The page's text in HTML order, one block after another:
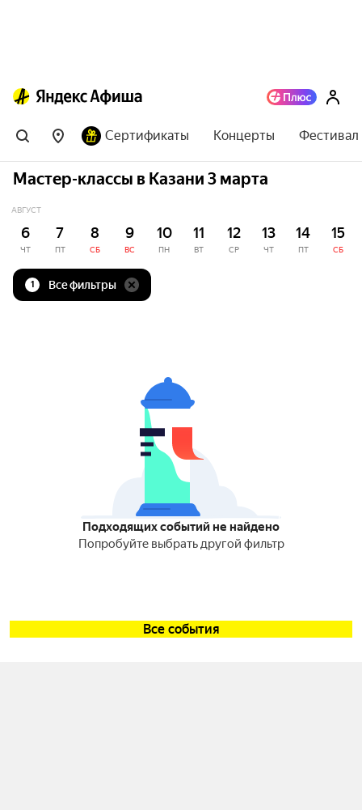
Сертификаты Концерты
Мастер-классы в Казани 3 марта
АВГУСТ
6
ЧТ
7
ПТ
8
СБ
9
ВС
10
ПН
11
ВТ
12
СР
13
ЧТ
14
ПТ
15
СБ
1 Все фильтры
Подходящих событий не найдено
Попробуйте выбрать другой фильтр
Все события